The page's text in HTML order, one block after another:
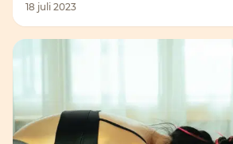
18 juli 2023